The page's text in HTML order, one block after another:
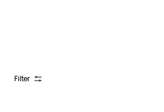
Filter